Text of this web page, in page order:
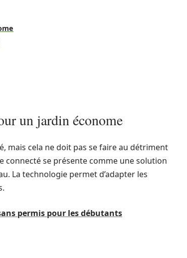
un jardin économe
mais cela ne doit pas se faire au détriment
connecté se présente comme une solution
La technologie permet d’adapter les
permis pour les débutants